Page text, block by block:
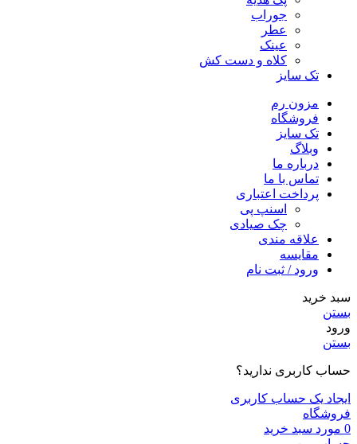
جوراب
عطر
عینک
کلاه و دست کش
تک سایز
مزون رم
فروشگاه
تک سایز
وبلاگ
درباره ما
تماس با ما
پرداخت اعتباری
اسنپ پی
چک صیادی
علاقه مندی
مقايسه
ورود / ثبت نام
سبد خرید
بستن
ورود
بستن
حساب کاربری ندارید؟
ایجاد یک حساب کاربری
فروشگاه
0 مورد سبد خرید